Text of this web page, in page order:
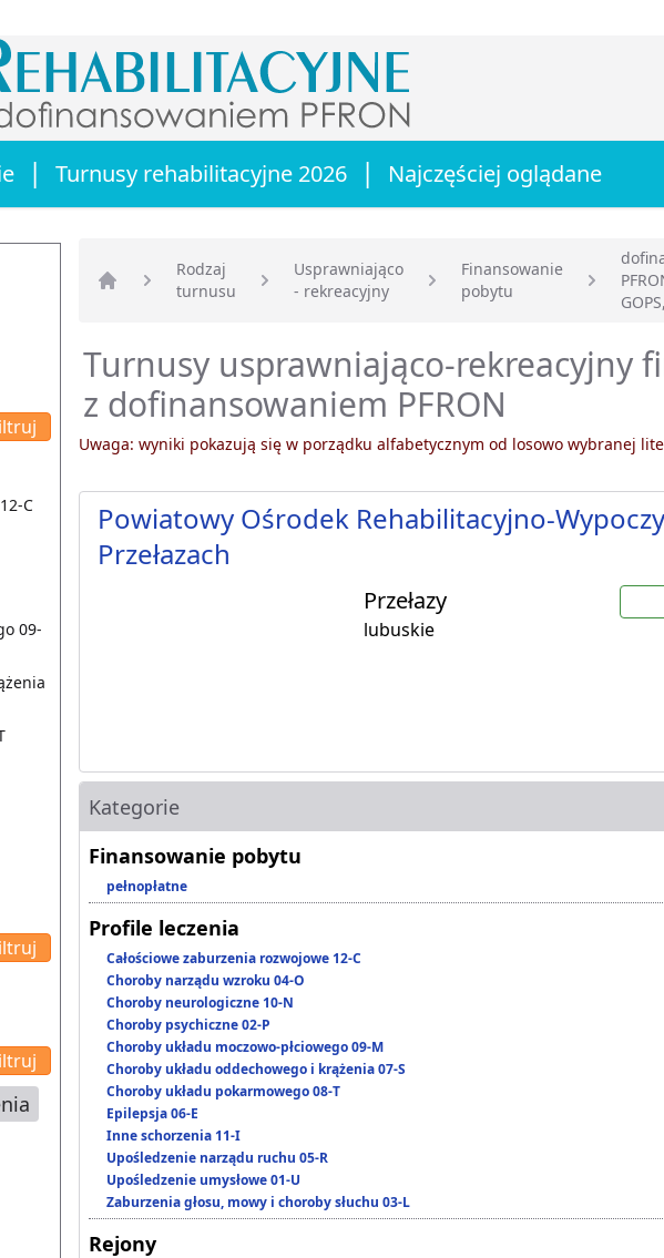
| Turnusy rehabilitacyjne 2026 | Najczęściej oglądane
C
09-
Strona główna
Rodzaj
turnusu
Usprawniająco
- rekreacyjny
Finansowanie
pobytu
Turnusy usprawniająco-rekreacyjny
z dofinansowaniem PFRON
Uwaga: wyniki pokazują się w porządku alfabetycznym od losowo wybranej
Powiatowy Ośrodek Rehabilitacyjno-
Przełazach
Przełazy
lubuskie
Kategorie
Finansowanie pobytu
pełnopłatne
Profile leczenia
Całościowe zaburzenia rozwojowe 12-C
Choroby narządu wzroku 04-O
Choroby neurologiczne 10-N
Choroby psychiczne 02-P
Choroby układu moczowo-płciowego 09-M
Choroby układu oddechowego i krążenia 07-S
Choroby układu pokarmowego 08-T
Epilepsja 06-E
Inne schorzenia 11-I
Upośledzenie narządu ruchu 05-R
Upośledzenie umysłowe 01-U
Zaburzenia głosu, mowy i choroby słuchu 03-L
Rejony